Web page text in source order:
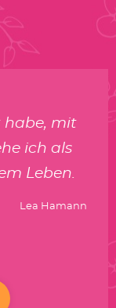
habe, mit
ich als
Leben.
Lea Hamann